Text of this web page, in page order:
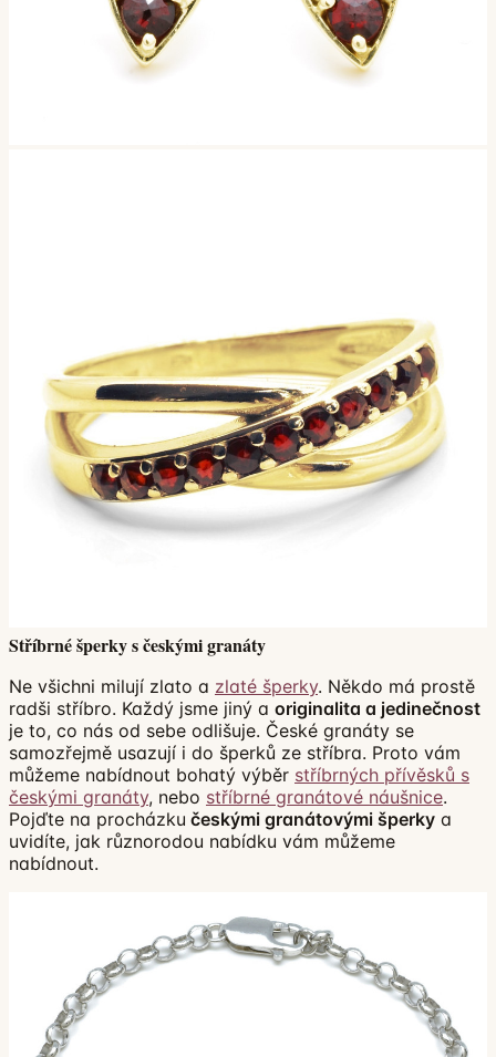
Stříbrné šperky s českými granáty
Ne všichni milují zlato a zlaté šperky. Někdo má prostě
radši stříbro. Každý jsme jiný a originalita a jedinečnost
je to, co nás od sebe odlišuje. České granáty se
samozřejmě usazují i do šperků ze stříbra. Proto vám
můžeme nabídnout bohatý výběr stříbrných přívěsků s
českými granáty, nebo stříbrné granátové náušnice.
Pojďte na procházku českými granátovými šperky a
uvidíte, jak různorodou nabídku vám můžeme
nabídnout.